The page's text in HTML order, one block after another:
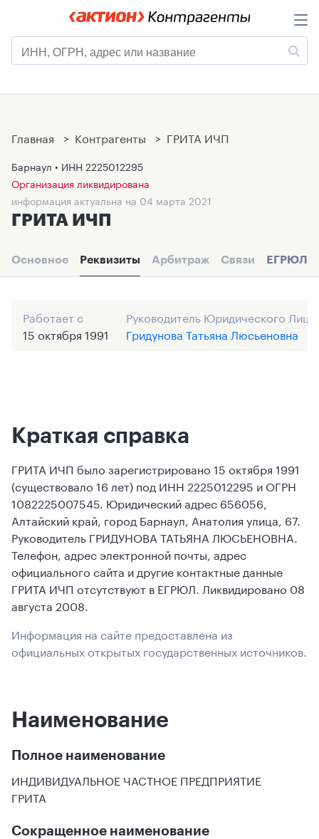
Главная > Контрагенты > ГРИТА ИЧП
Барнаул • ИНН 2225012295
Организация ликвидирована
информация актуальна на 04 марта 2021
ГРИТА ИЧП
Основное Реквизиты Арбитраж Связи ЕГРЮЛ
Работает с
15 октября 1991
Руководитель Юридического Лица
Гридунова Татьяна Люсьеновна
Краткая справка
ГРИТА ИЧП было зарегистрировано 15 октября 1991
(существовало 16 лет) под ИНН 2225012295 и ОГРН
1082225007545. Юридический адрес 656056,
Алтайский край, город Барнаул, Анатолия улица, 67.
Руководитель ГРИДУНОВА ТАТЬЯНА ЛЮСЬЕНОВНА.
Телефон, адрес электронной почты, адрес
официального сайта и другие контактные данные
ГРИТА ИЧП отсутствуют в ЕГРЮЛ. Ликвидировано 08
августа 2008.
Информация на сайте предоставлена из
официальных открытых государственных источников.
Наименование
Полное наименование
ИНДИВИДУАЛЬНОЕ ЧАСТНОЕ ПРЕДПРИЯТИЕ
ГРИТА
Сокращенное наименование